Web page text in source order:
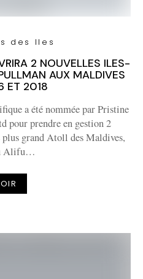
des Iles
2 NOUVELLES ILES-
AUX MALDIVES
ET 2018
a été nommée par Pristine
pour prendre en gestion 2
grand Atoll des Maldives,
Alifu…